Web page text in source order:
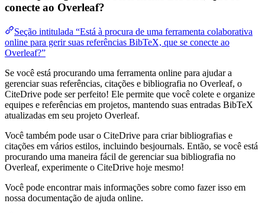
conecte ao Overleaf?
Seção intitulada “Está à procura de uma ferramenta colaborativa
online para gerir suas referências BibTeX, que se conecte ao
Overleaf?”
Se você está procurando uma ferramenta online para ajudar a
gerenciar suas referências, citações e bibliografia no Overleaf, o
CiteDrive pode ser perfeito! Ele permite que você colete e organize
equipes e referências em projetos, mantendo suas entradas BibTeX
atualizadas em seu projeto Overleaf.
Você também pode usar o CiteDrive para criar bibliografias e
citações em vários estilos, incluindo besjournals. Então, se você está
procurando uma maneira fácil de gerenciar sua bibliografia no
Overleaf, experimente o CiteDrive hoje mesmo!
Você pode encontrar mais informações sobre como fazer isso em
nossa documentação de ajuda online.